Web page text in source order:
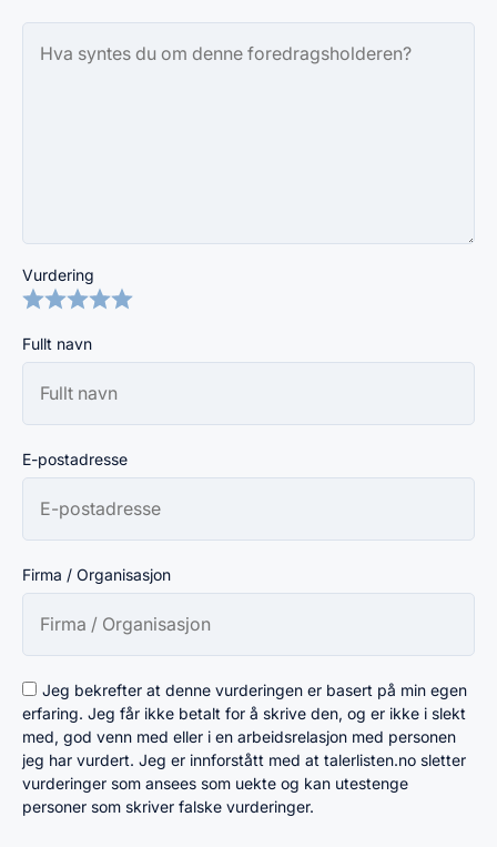
Vurdering
Fullt navn
E-postadresse
Firma / Organisasjon
Jeg bekrefter at denne vurderingen er basert på min egen
erfaring. Jeg får ikke betalt for å skrive den, og er ikke i slekt
med, god venn med eller i en arbeidsrelasjon med personen
jeg har vurdert. Jeg er innforstått med at talerlisten.no sletter
vurderinger som ansees som uekte og kan utestenge
personer som skriver falske vurderinger.